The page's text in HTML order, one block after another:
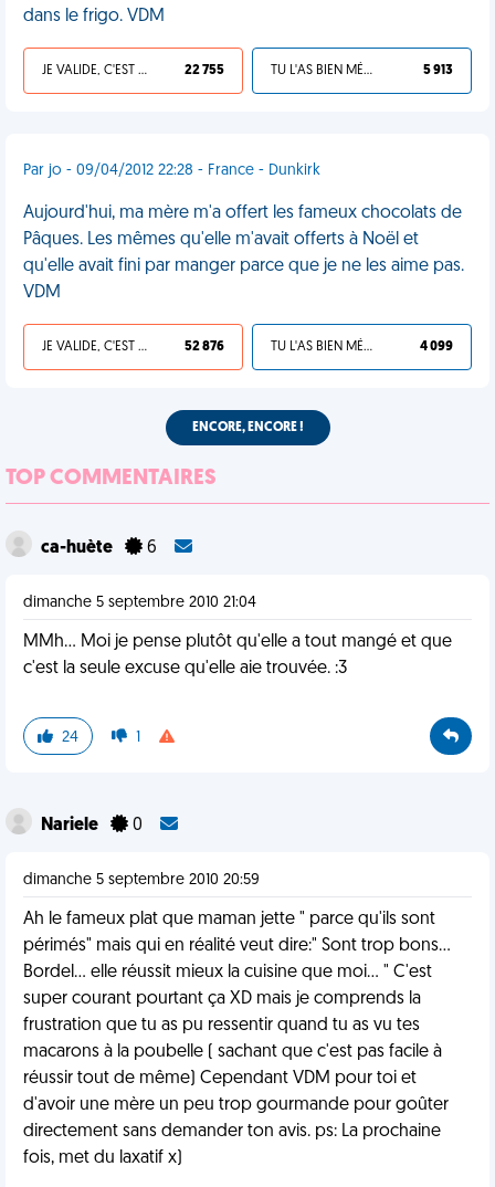
dans le frigo. VDM
JE VALIDE, C'EST UNE VDM 22 755 TU L'AS BIEN MÉRITÉ 5 913
Par jo - 09/04/2012 22:28 - France - Dunkirk
Aujourd'hui, ma mère m'a offert les fameux chocolats de
Pâques. Les mêmes qu'elle m'avait offerts à Noël et
qu'elle avait fini par manger parce que je ne les aime pas.
VDM
JE VALIDE, C'EST UNE VDM 52 876 TU L'AS BIEN MÉRITÉ 4 099
ENCORE, ENCORE !
TOP COMMENTAIRES
ca-huète 6
dimanche 5 septembre 2010 21:04
MMh... Moi je pense plutôt qu'elle a tout mangé et que
c'est la seule excuse qu'elle aie trouvée. :3
24 1
Nariele 0
dimanche 5 septembre 2010 20:59
Ah le fameux plat que maman jette " parce qu'ils sont
périmés" mais qui en réalité veut dire:" Sont trop bons...
Bordel... elle réussit mieux la cuisine que moi... " C'est
super courant pourtant ça XD mais je comprends la
frustration que tu as pu ressentir quand tu as vu tes
macarons à la poubelle ( sachant que c'est pas facile à
réussir tout de même) Cependant VDM pour toi et
d'avoir une mère un peu trop gourmande pour goûter
directement sans demander ton avis. ps: La prochaine
fois, met du laxatif x)